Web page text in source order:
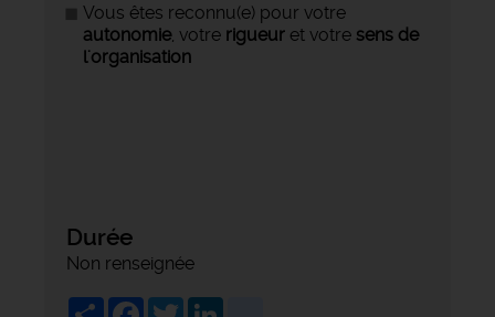
Vous êtes reconnu(e) pour votre
autonomie, votre rigueur et votre sens de
l'organisation
Durée
Non renseignée
ShareFacebook
Twitter